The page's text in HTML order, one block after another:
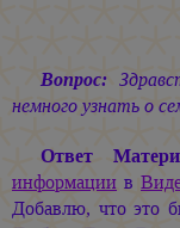
Вопрос:
немного узнать о
Ответ
информации в
Добавлю, что это